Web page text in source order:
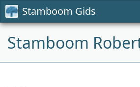
Stamboom Gids
Stamboom